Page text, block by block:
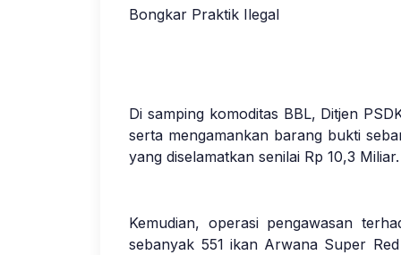
Bongkar Praktik Ilegal
Di samping komoditas BBL, Ditjen
serta mengamankan barang bukti
yang diselamatkan senilai Rp 10,3 Miliar.
Kemudian, operasi pengawasan
sebanyak 551 ikan Arwana Super